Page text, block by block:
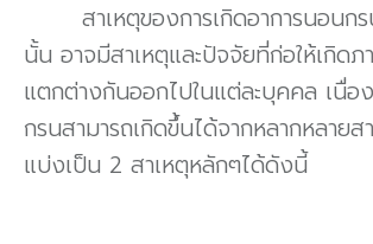
สาเหตุของการเกิดอาการนอนกร
นั้น อาจมีสาเหตุและปัจจัยที่ก่อให้เกิดภ
แตกต่างกันออกไปในแต่ละบุคคล เนื่อ
กรนสามารถเกิดขึ้นได้จากหลากหลายส
แบ่งเป็น 2 สาเหตุหลักๆได้ดังนี้